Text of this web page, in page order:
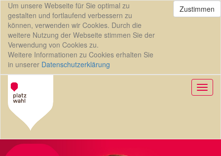
Um unsere Webseite für Sie optimal zu
gestalten und fortlaufend verbessern zu
können, verwenden wir Cookies. Durch die
weitere Nutzung der Webseite stimmen Sie der
Verwendung von Cookies zu.
Weitere Informationen zu Cookies erhalten Sie
in unserer Datenschutzerklärung
Zustimmen